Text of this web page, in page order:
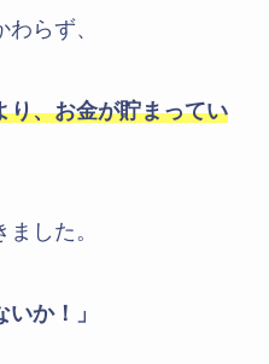
らず、
り、お金が貯まってい
した。
か！」